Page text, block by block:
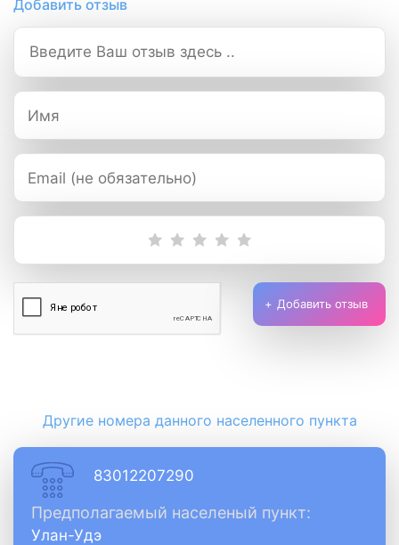
Добавить отзыв
Добавить отзыв
Другие номера данного населенного пункта
83012207290
Предполагаемый населеный пункт:
Улан-Удэ